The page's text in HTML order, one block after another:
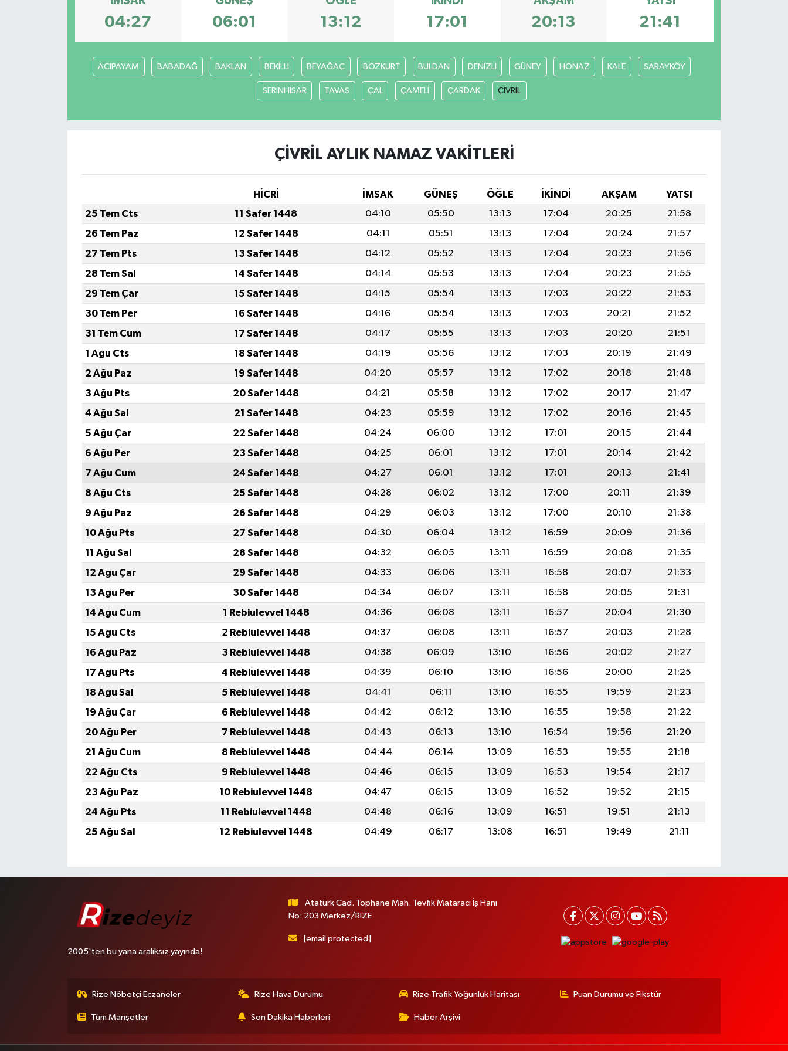
04:27 06:01 13:12 17:01 20:13 21:41
ACIPAYAM BABADAĞ BAKLAN BEKİLLİ BEYAĞAÇ BOZKURT BULDAN DENİZLİ GÜNEY HONAZ KALE SARAYKÖY
SERİNHİSAR TAVAS ÇAL ÇAMELİ ÇARDAK ÇİVRİL
ÇİVRİL AYLIK NAMAZ VAKITLERI
HİCRİ İMSAK GÜNEŞ ÖĞLE İKINDI AKŞAM
YATSI
25 Tem Cts
11 Safer 1448 04:10 05:50 13:13 17:04 20:25
21:58
26 Tem Paz
12 Safer 1448 04:11 05:51 13:13 17:04 20:24
21:57
27 Tem Pts
13 Safer 1448 04:12 05:52 13:13 17:04 20:23
21:56
28 Tem Sal
14 Safer 1448 04:14 05:53 13:13 17:04 20:23
21:55
29 Tem Çar
15 Safer 1448 04:15 05:54 13:13 17:03 20:22
21:53
30 Tem Per
16 Safer 1448 04:16 05:54 13:13 17:03 20:21
21:52
31 Tem Cum
17 Safer 1448 04:17 05:55 13:13 17:03 20:20
21:51
1 Ağu Cts
18 Safer 1448 04:19 05:56 13:12 17:03 20:19
21:49
2 Ağu Paz
19 Safer 1448 04:20 05:57 13:12 17:02 20:18
21:48
3 Ağu Pts
20 Safer 1448 04:21 05:58 13:12 17:02 20:17
21:47
4 Ağu Sal
21 Safer 1448 04:23 05:59 13:12 17:02 20:16
21:45
5 Ağu Çar
22 Safer 1448 04:24 06:00 13:12 17:01 20:15
21:44
6 Ağu Per
23 Safer 1448 04:25 06:01 13:12 17:01 20:14
21:42
7 Ağu Cum
24 Safer 1448 04:27 06:01 13:12 17:01 20:13
21:41
8 Ağu Cts
25 Safer 1448 04:28 06:02 13:12 17:00 20:11
21:39
9 Ağu Paz
26 Safer 1448 04:29 06:03 13:12 17:00 20:10
21:38
10 Ağu Pts
27 Safer 1448 04:30 06:04 13:12 16:59 20:09
21:36
11 Ağu Sal
28 Safer 1448 04:32 06:05 13:11 16:59 20:08
21:35
12 Ağu Çar
29 Safer 1448 04:33 06:06 13:11 16:58 20:07
21:33
13 Ağu Per
30 Safer 1448 04:34 06:07 13:11 16:58 20:05
21:31
14 Ağu Cum
1 Rebiulevvel 1448 04:36 06:08 13:11 16:57 20:04
21:30
15 Ağu Cts
2 Rebiulevvel 1448 04:37 06:08 13:11 16:57 20:03
21:28
16 Ağu Paz
3 Rebiulevvel 1448 04:38 06:09 13:10 16:56 20:02
21:27
17 Ağu Pts
4 Rebiulevvel 1448 04:39 06:10 13:10 16:56 20:00
21:25
18 Ağu Sal
5 Rebiulevvel 1448 04:41 06:11 13:10 16:55 19:59
21:23
19 Ağu Çar
6 Rebiulevvel 1448 04:42 06:12 13:10 16:55 19:58
21:22
20 Ağu Per
7 Rebiulevvel 1448 04:43 06:13 13:10 16:54 19:56
21:20
21 Ağu Cum
8 Rebiulevvel 1448 04:44 06:14 13:09 16:53 19:55
21:18
22 Ağu Cts
9 Rebiulevvel 1448 04:46 06:15 13:09 16:53 19:54
21:17
23 Ağu Paz
10 Rebiulevvel 1448 04:47 06:15 13:09 16:52 19:52
21:15
24 Ağu Pts
11 Rebiulevvel 1448 04:48 06:16 13:09 16:51 19:51
21:13
25 Ağu Sal
12 Rebiulevvel 1448 04:49 06:17 13:08 16:51 19:49 21:11
2005'ten bu yana aralıksız yayında!
Atatürk Cad. Tophane Mah. Tevfik Mataracı İş Hanı
No: 203 Merkez/RİZE
[email protected]
Rize Nöbetçi Eczaneler Rize Hava Durumu Rize Trafik Yoğunluk Haritası Puan Durumu ve Fikstür
Tüm Manşetler Son Dakika Haberleri Haber Arşivi